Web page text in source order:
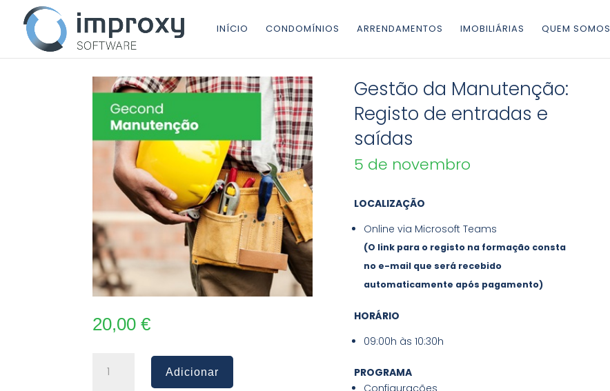
INÍCIO CONDOMÍNIOS ARRENDAMENTOS IMOBILIÁRIAS QUEM SOMOS
20,00€
Adicionar
Gestão da Manutenção:
Registo de entradas e
saídas
5 de novembro
LOCALIZAÇÃO
Online via Microsoft Teams
(O link para o registo na formação consta
no e-mail que será recebido
automaticamente após pagamento)
HORÁRIO
09:00h às 10:30h
PROGRAMA